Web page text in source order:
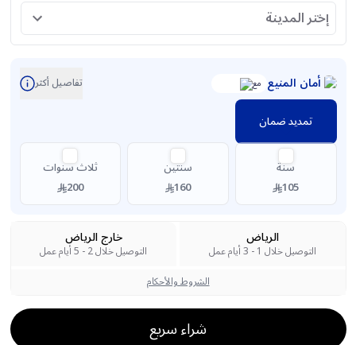
إختر المدينة
أمان المنيع مع تفاصيل أكثر
تمديد ضمان
سنة
105
سنتين
160
ثلاث سنوات
200
الرياض
التوصيل خلال 1 - 3 أيام عمل
خارج الرياض
التوصيل خلال 2 - 5 أيام عمل
الشروط والأحكام
شراء سريع